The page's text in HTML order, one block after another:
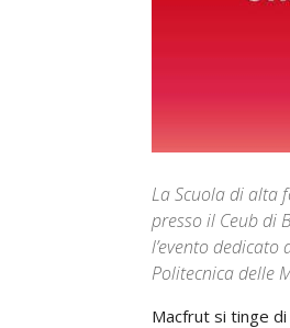
La Scuola di alta
presso il Ceub di
l’evento
Politecnica delle
Macfrut si tinge di